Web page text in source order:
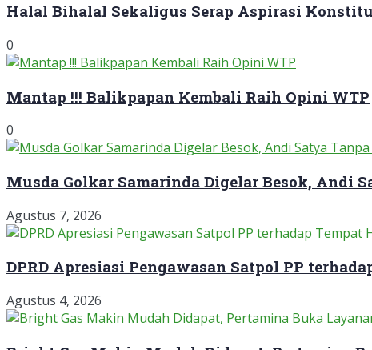
Halal Bihalal Sekaligus Serap Aspirasi
0
Mantap !!! Balikpapan Kembali Raih Opini WTP
0
Musda Golkar Samarinda Digelar Besok, Andi
Agustus 7, 2026
DPRD Apresiasi Pengawasan Satpol PP
Agustus 4, 2026